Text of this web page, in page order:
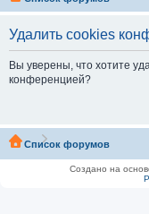
Удалить cookies
Вы уверены, что хотите
конференцией?
Список форумов
Создано на